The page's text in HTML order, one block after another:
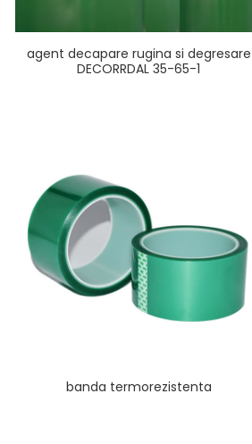
agent decapare rugina si degresare
DECORRDAL 35-65-1
banda termorezistenta